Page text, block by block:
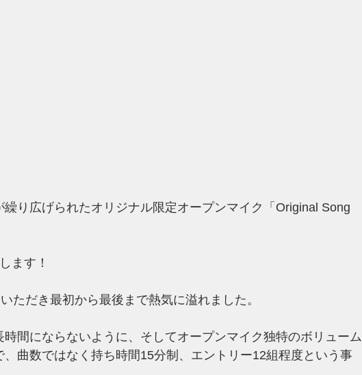
り広げられたオリジナル限定オープンマイク「Original Song
ます！
ただき最初から最後まで熱気に溢れました。
間にならないように、そしてオープンマイク独特のボリューム
曲数ではなく持ち時間15分制、エントリー12組程度という事